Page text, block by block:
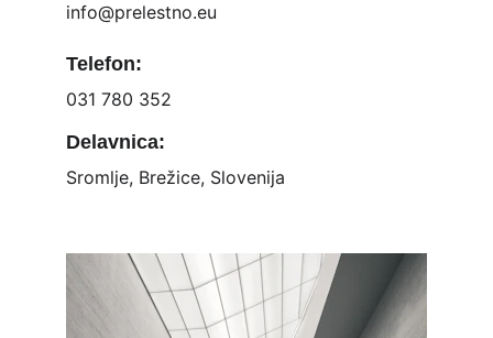
info@prelestno.eu
Telefon:
031 780 352
Delavnica:
Sromlje, Brežice, Slovenija